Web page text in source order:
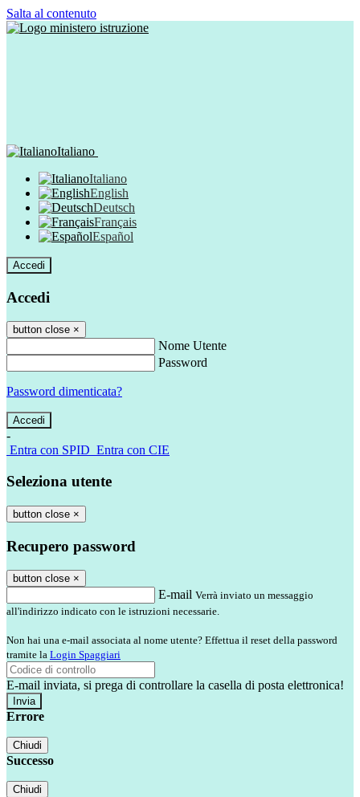
Salta al contenuto
Italiano
Italiano
English
Deutsch
Français
Español
Accedi
Accedi
button close ×
Nome Utente
Password
Password dimenticata?
-
Entra con SPID Entra con CIE
Seleziona utente
button close ×
Recupero password
button close ×
E-mail Verrà inviato un messaggio
all'indirizzo indicato con le istruzioni necessarie.
Non hai una e-mail associata al nome utente? Effettua il reset della password
tramite la Login Spaggiari
E-mail inviata, si prega di controllare la casella di posta elettronica!
Errore
Chiudi
Successo
Chiudi